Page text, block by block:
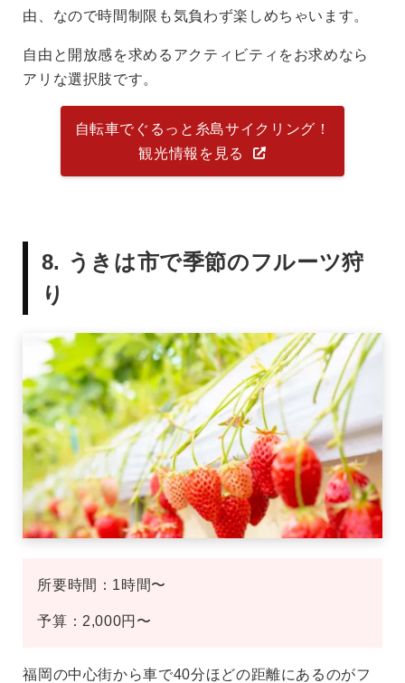
由、なので時間制限も気負わず楽しめちゃいます。
自由と開放感を求めるアクティビティをお求めなら
アリな選択肢です。
自転車でぐるっと糸島サイクリング！
観光情報を見る
8. うきは市で季節のフルーツ狩
り
所要時間：1時間〜
予算：2,000円〜
福岡の中心街から車で40分ほどの距離にあるのがフ